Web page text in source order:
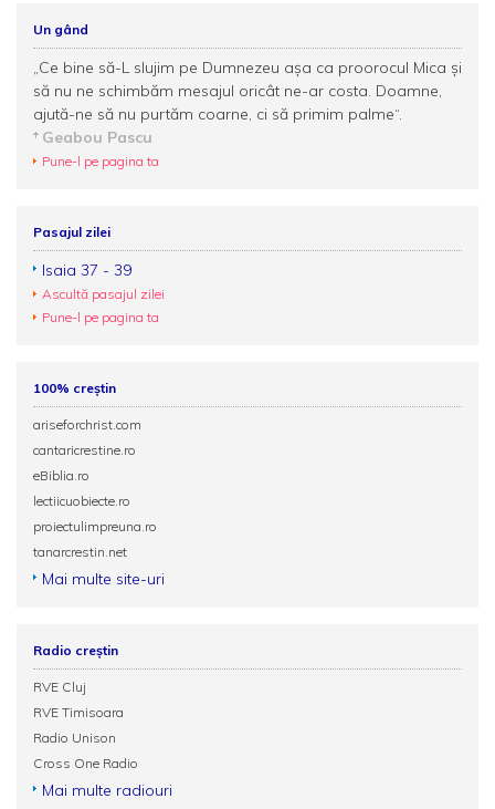
Un gând
„Ce bine să-L slujim pe Dumnezeu așa ca proorocul Mica și
să nu ne schimbăm mesajul oricât ne-ar costa. Doamne,
ajută-ne să nu purtăm coarne, ci să primim palme“.
Geabou Pascu
Pune-l pe pagina ta
Pasajul zilei
Isaia 37 - 39
Ascultă pasajul zilei
Pune-l pe pagina ta
100% creștin
ariseforchrist.com
cantaricrestine.ro
eBiblia.ro
lectiicuobiecte.ro
proiectulimpreuna.ro
tanarcrestin.net
Mai multe site-uri
Radio creștin
RVE Cluj
RVE Timisoara
Radio Unison
Cross One Radio
Mai multe radiouri